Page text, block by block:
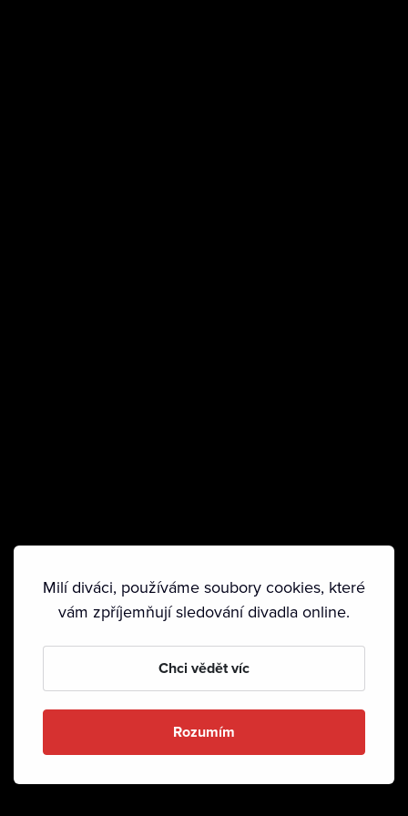
Milí diváci, používáme soubory cookies, které
vám zpříjemňují sledování divadla online.
Chci vědět víc
Rozumím